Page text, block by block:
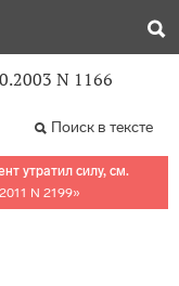
N 1166
Поиск в тексте
утратил силу, см.
N 2199»